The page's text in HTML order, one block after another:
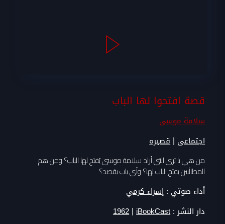
قصة افتحوا لها الباب
سلامة موسى
اجتماعى |قصيره
من هي يا ترى التي أراد سلامة موسى يُفتح لها الباب؟ ومن هم
المطالَبين بفتح الباب لها؟ وأي باب يقصد؟
أداء صوتي : إسراء كرمي
دار النشر :iBookCast
|
1962